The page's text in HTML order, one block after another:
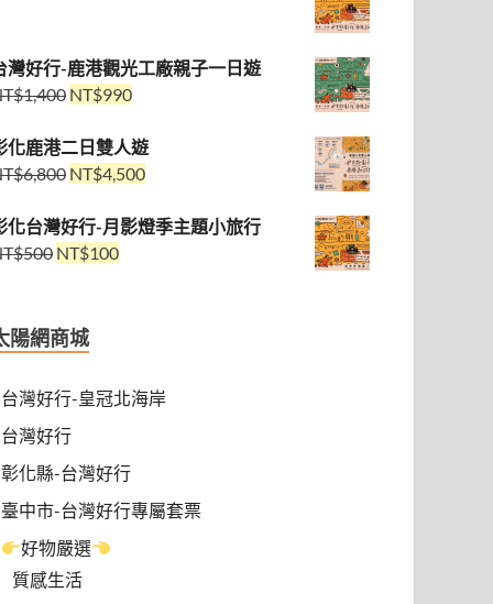
灣好行-鹿港觀光工廠親子一日遊
1,400 NT$990
化鹿港二日雙人遊
6,800 NT$4,500
化台灣好行-月影燈季主題小旅行
500 NT$100
陽網商城
台灣好行-皇冠北海岸
台灣好行
彰化縣-台灣好行
臺中市-台灣好行專屬套票
好物嚴選
質感生活